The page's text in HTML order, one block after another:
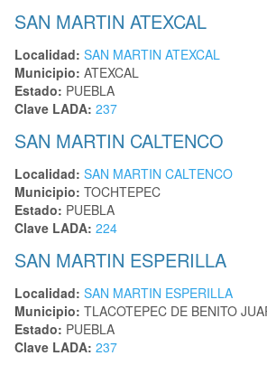
SAN MARTIN ATEXCAL
Localidad: SAN MARTIN ATEXCAL
Municipio: ATEXCAL
Estado: PUEBLA
Clave LADA: 237
SAN MARTIN CALTENCO
Localidad: SAN MARTIN CALTENCO
Municipio: TOCHTEPEC
Estado: PUEBLA
Clave LADA: 224
SAN MARTIN ESPERILLA
Localidad: SAN MARTIN ESPERILLA
Municipio: TLACOTEPEC DE BENITO
Estado: PUEBLA
Clave LADA: 237